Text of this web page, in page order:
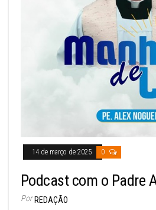
14 de março de 2025 0
Podcast com o Padre
Por REDAÇÃO